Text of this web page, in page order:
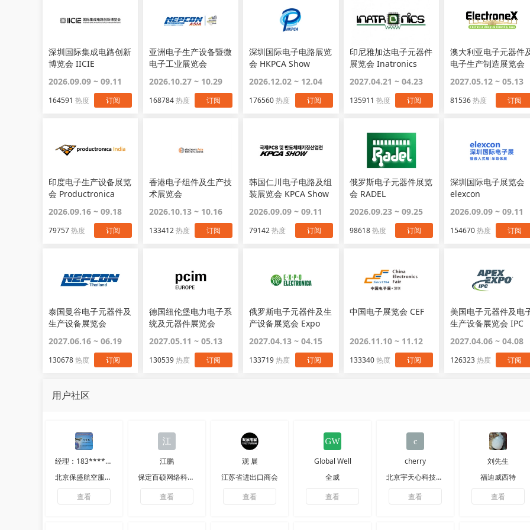
深圳国际集成电路创新
博览会 IICIE
2026.09.09 ~ 09.11
164591 热度 订阅
亚洲电子生产设备暨微
电子工业展览会
2026.10.27 ~ 10.29
168784热度 订阅
深圳国际电子电路展览
会 HKPCA Show
2026.12.02 ~ 12.04
176560热度 订阅
印尼雅加达电子元器件
展览会 Inatronics
2027.04.21 ~ 04.23
135911 热度 订阅
澳大利亚电子元器件
电子生产制造展览会
2027.05.12 ~ 05.13
81536热度 订阅
印度电子生产设备展览
会 Productronica
2026.09.16 ~ 09.18
79757热度 订阅
香港电子组件及生产技
术展览会
2026.10.13 ~ 10.16
133412热度 订阅
韩国仁川电子电路及组
装展览会 KPCA Show
2026.09.09 ~ 09.11
79142热度 订阅
俄罗斯电子元器件展览
会 RADEL
2026.09.23 ~ 09.25
98618热度 订阅
深圳国际电子展览会
elexcon
2026.09.09 ~ 09.11
154670热度 订阅
泰国曼谷电子元器件及
生产设备展览会
2027.06.16 ~ 06.19
130678热度 订阅
德国纽伦堡电力电子系
统及元器件展览会
2027.05.11 ~ 05.13
130539热度 订阅
俄罗斯电子元器件及生
产设备展览会 Expo
2027.04.13 ~ 04.15
133719热度 订阅
中国电子展览会 CEF
2026.11.10 ~ 11.12
133340热度 订阅
美国电子元器件及电
生产设备展览会 IPC
2027.04.06 ~ 04.08
126323热度 订阅
用户社区
经理：183****1912
北京保盛航空服务有限公司
查看
江鹏
保定百硕网络科技有限公司
查看
观 展
江苏省进出口商会
查看
Global Well
全威
查看
cherry
北京宇天心科技有限公司
查看
刘先生
福迪威西特
查看